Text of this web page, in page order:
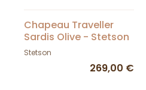
Chapeau Traveller
Sardis Olive - Stetson
Stetson
269,00 €